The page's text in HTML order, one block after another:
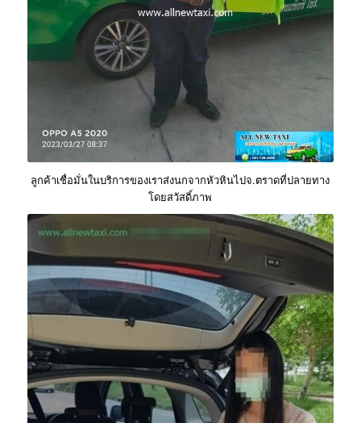
ลูกค้าเชื่อมั่นในบริการของเราส่งนกจากหัวหินไปจ.ตราดที่ปลายทาง
โดยสวัสดิ์ภาพ